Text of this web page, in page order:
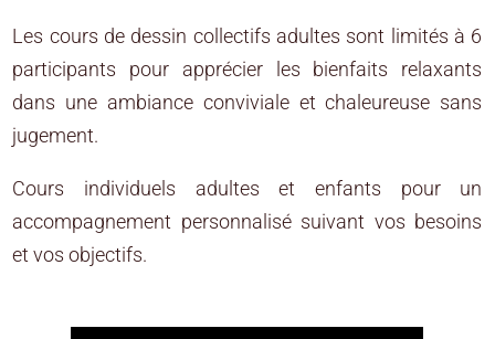
Les cours de dessin collectifs adultes sont limités à 6
participants pour apprécier les bienfaits relaxants
dans une ambiance conviviale et chaleureuse sans
jugement.
Cours individuels adultes et enfants pour un
accompagnement personnalisé suivant vos besoins
et vos objectifs.